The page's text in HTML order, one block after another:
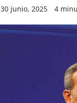
30 junio, 2025 4